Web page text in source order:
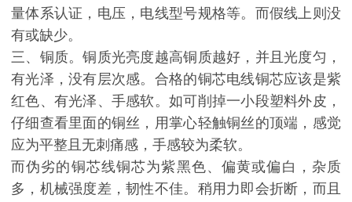
量体系认证，电压，电线型号规格等。而假线上则没
有或缺少。
三、铜质。铜质光亮度越高铜质越好，并且光度匀，
有光泽，没有层次感。合格的铜芯电线铜芯应该是紫
红色、有光泽、手感软。如可削掉一小段塑料外皮，
仔细查看里面的铜丝，用掌心轻触铜丝的顶端，感觉
应为平整且无刺痛感，手感较为柔软。
而伪劣的铜芯线铜芯为紫黑色、偏黄或偏白，杂质
多，机械强度差，韧性不佳。稍用力即会折断，而且